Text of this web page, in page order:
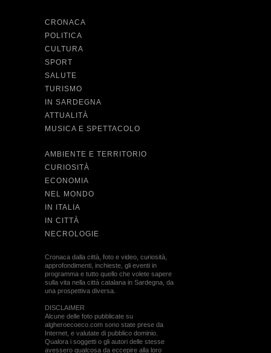
CRONACA
POLITICA
CULTURA
SPORT
SALUTE
TURISMO
IN SARDEGNA
ATTUALITÀ
MUSICA E SPETTACOLO
AMBIENTE E TERRITORIO
CURIOSITÀ
ECONOMIA
NEL MONDO
IN ITALIA
IN CITTÀ
NECROLOGIE
Cronaca dalla città, foto e video, curiosità,
approfondimenti, inchieste, gli eventi in
programma e tutto quello che volete sapere
sulla vita nella città catalana in Sardegna, da
una prospettiva diversa.
DISCLAIMER
Alcune delle foto pubblicate su
algheroecoeco.com sono state prese da
Internet, e valutate di pubblico dominio.
Qualora i soggetti o gli autori delle stesse
avessero qualcosa da eccepire alla loro